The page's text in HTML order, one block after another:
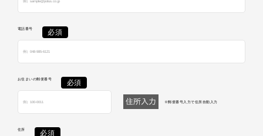
電話番号
お住まいの郵便番号
※郵便番号入力で住所自動入力
住所